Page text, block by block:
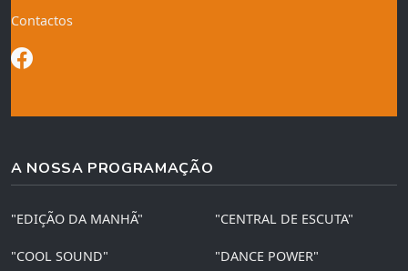
Contactos
A NOSSA PROGRAMAÇÃO
"EDIÇÃO DA MANHÃ" "CENTRAL DE ESCUTA"
"COOL SOUND" "DANCE POWER"